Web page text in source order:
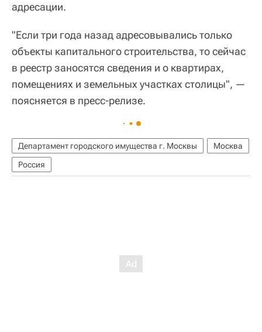
адресации.
"Если три года назад адресовывались только
объекты капитального строительства, то сейчас
в реестр заносятся сведения и о квартирах,
помещениях и земельных участках столицы", —
поясняется в пресс-релизе.
Департамент городского имущества г. Москвы
Москва
Россия